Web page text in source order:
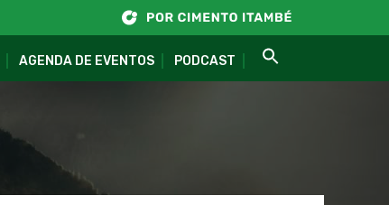
AGENDA DE EVENTOS PODCAST